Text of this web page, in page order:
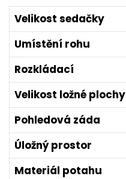
Velikost sedačky
Umístění rohu
Rozkládací
Velikost ložné plochy
Pohledová záda
Úložný prostor
Materiál potahu